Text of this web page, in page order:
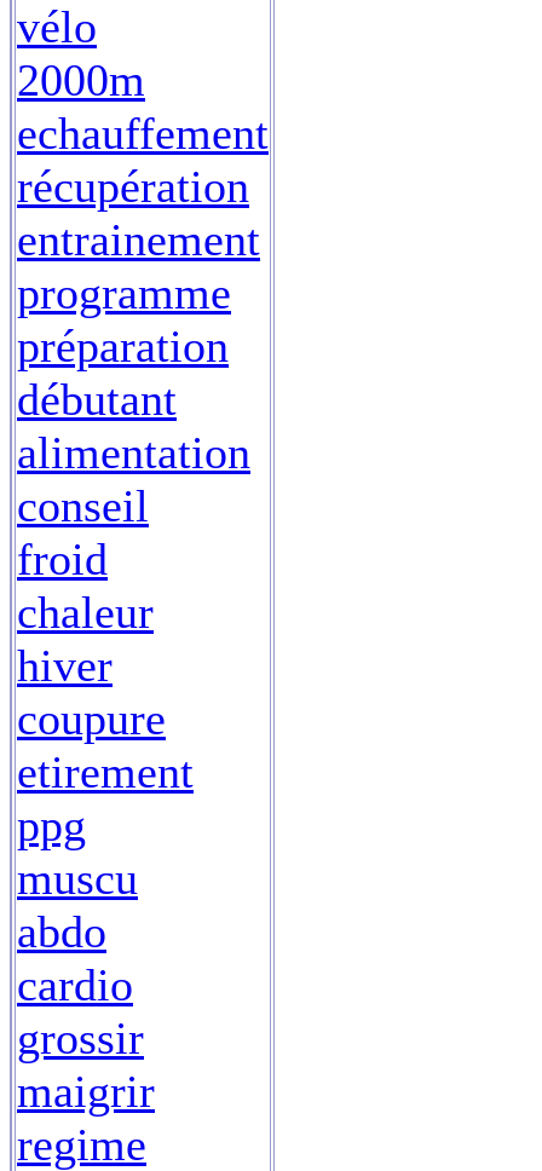
vélo
2000m
echauffement
récupération
entrainement
programme
préparation
débutant
alimentation
conseil
froid
chaleur
hiver
coupure
etirement
ppg
muscu
abdo
cardio
grossir
maigrir
regime